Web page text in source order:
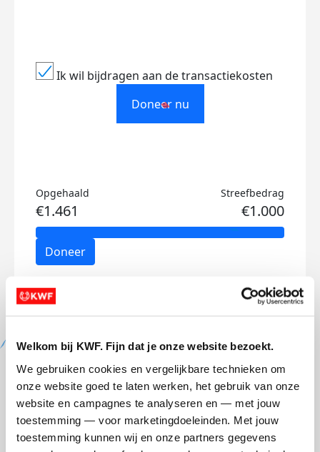
Welkom bij KWF. Fijn dat je onze website bezoekt.
We gebruiken cookies en vergelijkbare technieken om
onze website goed te laten werken, het gebruik van onze
website en campagnes te analyseren en — met jouw
toestemming — voor marketingdoeleinden. Met jouw
toestemming kunnen wij en onze partners gegevens
Ik wil bijdragen aan de transactiekosten
Doneer nu
Opgehaald
€1.461
Streefbedrag
€1.000
Doneer